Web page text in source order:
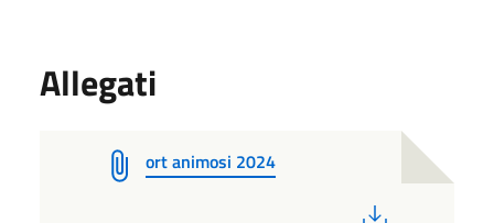
Allegati
ort animosi 2024